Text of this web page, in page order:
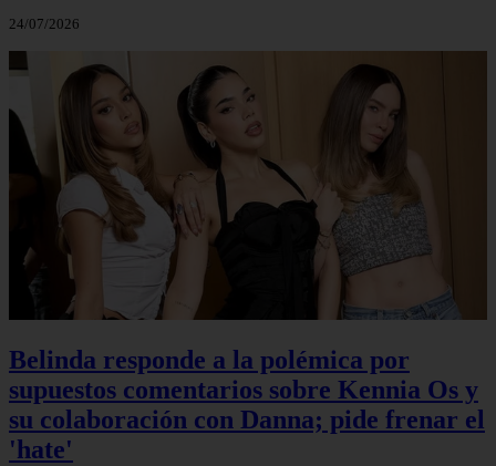
24/07/2026
Belinda responde a la polémica por
supuestos comentarios sobre Kennia Os y
su colaboración con Danna; pide frenar el
'hate'